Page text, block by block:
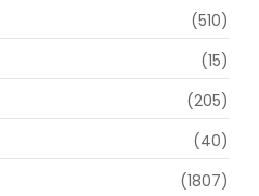
(510)
(15)
(205)
(40)
(1807)